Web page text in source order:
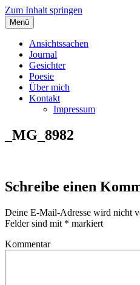
Zum Inhalt springen
Angelas Ansichtssachen
Menü
Ansichtssachen
Journal
Gesichter
Poesie
Über mich
Kontakt
Impressum
_MG_8982
Schreibe einen
Deine E-Mail-Adresse wird nicht
Felder sind mit * markiert
Kommentar